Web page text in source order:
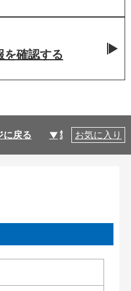
を確認する
に戻る 製品仕様
お気に入り